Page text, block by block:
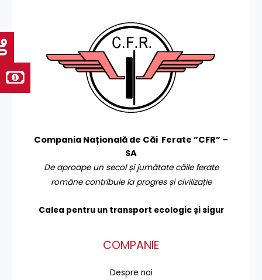
Compania Națională de Căi Ferate ”CFR” –
SA
De aproape un secol și jumătate căile ferate
române contribuie la progres și civilizație
Calea pentru un transport ecologic și sigur
COMPANIE
Despre noi